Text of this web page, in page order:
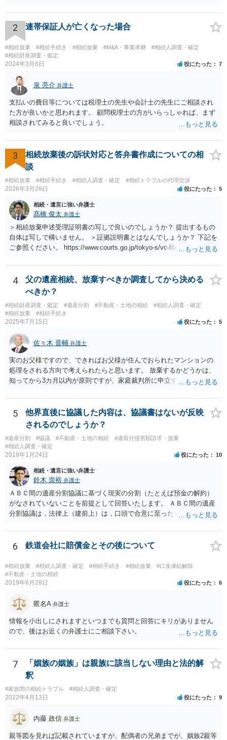
2 連帯保証人が亡くなった場合
#相続放棄 #相続手続き #相続放棄 #M&A・事業承継
#相続人調査・確定
#相続財産調査・鑑定
2024年3月6日 役にたった 7
泉 亮介 弁護士
支払いの費目等については税理士の先生や会計士の先生にご相談され
た方が良いかと思われます。 顧問税理士の方がいらっしゃれば、まず
相談されてみると良いでしょう。
3
相続放棄後の訴状対応と答弁書作成についての相
談
#相続放棄 #相続手続き #相続人調査・確定 #相続トラブルの代理交渉
2026年3月28日 役にたった 5
相続・遺言に強い弁護士
髙橋 俊太 弁護士
＞相続放棄申述受理証明書の写しで良いのでしょうか？ 提出するもの
自体は写しで構いません。 ＞証拠説明書とはなんでしょうか？ 下記を
ご参照ください。 https://www.courts.go.jp/tokyo-s/vc-files/tokyo-s/file/
4
父の遺産相続、放棄すべきか調査してから決める
べきか？
#相続財産調査・鑑定 #遺産分割 #不動産・土地の相続
#相続人調査・確定
#相続放棄
#相続手続き
2025年7月15日 役にたった 5
佐々木 晋輔 弁護士
実のお父様ですので、できればお父様が住んでおられたマンションの
処理をされる方向で考えられたらと思います。 放棄するかどうかは、
知ってから3カ月以内が原則ですが、家庭裁判所に申立すれば3カ月の
放棄するかどうか決めることができます。 銀行やサラ金が数年も放置
することはありませんので、数年後に借金が発見される可能性はほぼ
ありません。 なお、私が扱った相続放棄を検討していた案件で、期間
伸長して調査したところ、サラ金に対する過払金など相当な財産が見
つかったため相続したという事例がありました。
5
他界直後に協議した内容は、協議書はないが反映
されるのでしょうか？
#遺産分割 #協議 #不動産・土地の相続
#遺留分侵害額請求・放棄
#相続人調査・確定
2018年1月24日 役にたった 10
相続・遺言に強い弁護士
鈴木 崇裕 弁護士
ＡＢＣ間の遺産分割協議に基づく現実の分割（たとえば預金の解約）
がなされていないことを前提として回答いたします。 ＡＢＣ間の遺産
分割協議は，法律上（建前上）は，口頭で合意に至ったものであって
ん。 また，不動産の名義を移転するためには，遺産分割協議書への署
名捺印を得る必要があります。 したがって，残念ながら，「ＡＢＣ間
の遺産分割協議が有効に成立している」という前提に基づく主張は困
難と思われます。 「ＡＢＣ間の遺産分割協議は未了のまま，ＡとＢが
死亡し，二次相続が発生した」という前提に基づいて協議を進める必
要があります。 もちろん，Ｃの立場としては，ＡＢＣ間の遺産分割協
人は応じない姿勢を示していることから，実現は困難だと思います。
しどころ）としては，譲歩することを甘受しなければならないかもし
れません。
6 鉄道会社に賠償金とその後について
#相続放棄 #相続人調査・確定 #相続手続き #相続放棄
#口座凍結解除
#不動産・土地の相続
2019年6月28日 役にたった 6
匿名A 弁護士
情報を小出しにされますといつまでも質問と回答にキリがありません
ので、後はお近くの弁護士にご相談下さい。
7
「姻族の姻族」は親族に該当しない理由と法的解
釈
#家族間の相続トラブル #相続人調査・確定
2022年4月13日 役にたった 9
内藤 政信 弁護士
親等図を見れば記載されていますが、配偶者の兄弟までが、姻族2親等